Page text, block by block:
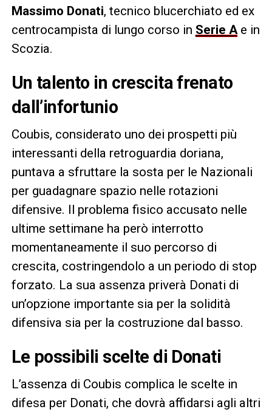
Massimo Donati, tecnico blucerchiato ed ex
centrocampista di lungo corso in Serie Ae in
Scozia.
Un talento in crescita frenato
dall’infortunio
Coubis, considerato uno dei prospetti più
interessanti della retroguardia doriana,
puntava a sfruttare la sosta per le Nazionali
per guadagnare spazio nelle rotazioni
difensive. Il problema fisico accusato nelle
ultime settimane ha però interrotto
momentaneamente il suo percorso di
crescita, costringendolo a un periodo di stop
forzato. La sua assenza priverà Donati di
un’opzione importante sia per la solidità
difensiva sia per la costruzione dal basso.
Le possibili scelte di Donati
L’assenza di Coubis complica le scelte in
difesa per Donati, che dovrà affidarsi agli altri